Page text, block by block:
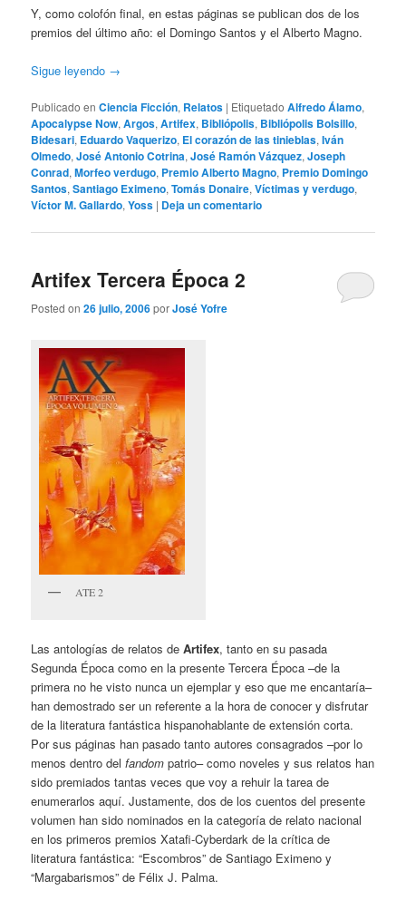
Y, como colofón final, en estas páginas se publican dos de los
premios del último año: el Domingo Santos y el Alberto Magno.
Sigue leyendo →
Publicado en Ciencia Ficción, Relatos | Etiquetado Alfredo Álamo,
Apocalypse Now,Argos,Artifex, Bibliópolis, Bibliópolis Bolsillo,
Bidesari, Eduardo Vaquerizo, El corazón de las tinieblas,Iván
Olmedo,José Antonio Cotrina,José Ramón Vázquez,Joseph
Conrad,Morfeo verdugo, Premio Alberto Magno, Premio Domingo
Santos,Santiago Eximeno,Tomás Donaire,Víctimas y verdugo,
Víctor M. Gallardo,Yoss | Deja un comentario
Artifex Tercera Época 2
Posted on26 julio, 2006porJosé Yofre
ATE 2
Las antologías de relatos deArtifex, tanto en su pasada
Segunda Época como en la presente Tercera Época –de la
primera no he visto nunca un ejemplar y eso que me encantaría–
han demostrado ser un referente a la hora de conocer y disfrutar
de la literatura fantástica hispanohablante de extensión corta.
Por sus páginas han pasado tanto autores consagrados –por lo
menos dentro delfandom patrio– como noveles y sus relatos han
sido premiados tantas veces que voy a rehuir la tarea de
enumerarlos aquí. Justamente, dos de los cuentos del presente
volumen han sido nominados en la categoría de relato nacional
en los primeros premios Xatafi-Cyberdark de la crítica de
literatura fantástica: “Escombros” de Santiago Eximeno y
“Margabarismos” de Félix J. Palma.